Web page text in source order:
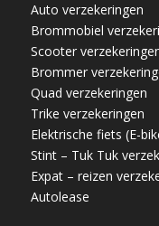
Auto verzekeringen
Brommobiel
Scooter
Brommer
Quad verzekeringen
Trike verzekeringen
Elektrische fiets (E-
Stint – Tuk Tuk
Expat – reizen
Autolease